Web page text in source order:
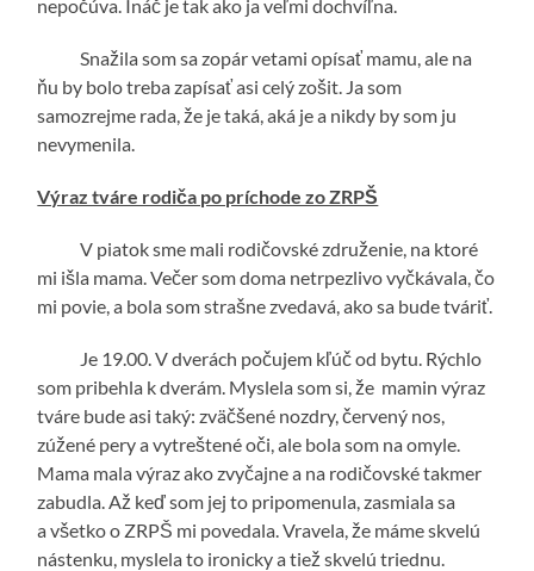
nepočúva. Ináč je tak ako ja veľmi dochvíľna.
Snažila som sa zopár vetami opísať mamu, ale na
ňu by bolo treba zapísať asi celý zošit. Ja som
samozrejme rada, že je taká, aká je a nikdy by som ju
nevymenila.
Výraz tváre rodiča po príchode zo ZRPŠ
V piatok sme mali rodičovské združenie, na ktoré
mi išla mama. Večer som doma netrpezlivo vyčkávala, čo
mi povie, a bola som strašne zvedavá, ako sa bude tváriť.
Je 19.00. V dverách počujem kľúč od bytu. Rýchlo
som pribehla k dverám. Myslela som si, že mamin výraz
tváre bude asi taký: zväčšené nozdry, červený nos,
zúžené pery a vytreštené oči, ale bola som na omyle.
Mama mala výraz ako zvyčajne a na rodičovské takmer
zabudla. Až keď som jej to pripomenula, zasmiala sa
a všetko o ZRPŠ mi povedala. Vravela, že máme skvelú
nástenku, myslela to ironicky a tiež skvelú triednu.